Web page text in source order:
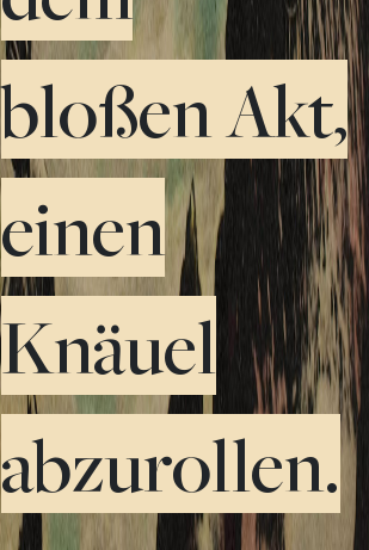
bloßen Akt,
einen
Knäuel
abzurollen.